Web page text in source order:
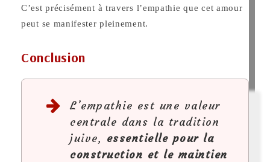
C’est précisément à travers l’empathie que cet amour
peut se manifester pleinement.
Conclusion
L’empathie est une valeur
centrale dans la tradition
juive, essentielle pour la
construction et le maintien